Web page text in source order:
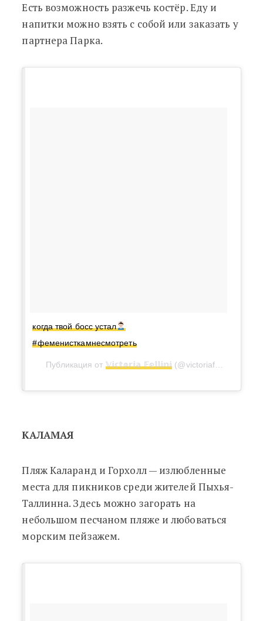
Есть возможность разжечь костёр. Еду и
напитки можно взять с собой или заказать у
партнера Парка.
когда твой босс устал
#феменисткамнесмотреть
Публикация от 𝕍𝕚𝕔𝕥𝕠𝕣𝕚𝕒 𝔽𝕖𝕝𝕝𝕚𝕟𝕚 (@victoriafellini)
КАЛАМАЯ
Пляж Каларанд и Горхолл — излюбленные
места для пикников среди жителей Пыхья-
Таллинна. Здесь можно загорать на
небольшом песчаном пляже и любоваться
морским пейзажем.